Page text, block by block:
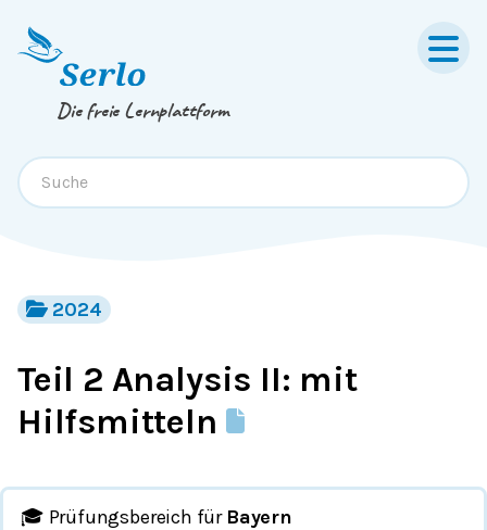
Springe zum
Die freie Lernplattform
2024
Teil 2 Analysis II: mit
Hilfsmitteln
🎓 Prüfungsbereich für Bayern